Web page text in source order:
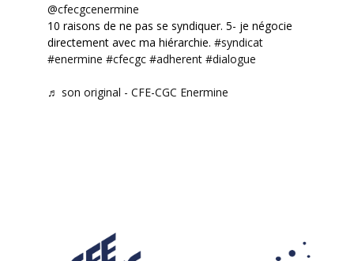
@cfecgcenermine
10 raisons de ne pas se syndiquer. 5- je négocie
directement avec ma hiérarchie. #syndicat
#enermine #cfecgc #adherent #dialogue
♬ son original - CFE-CGC Enermine